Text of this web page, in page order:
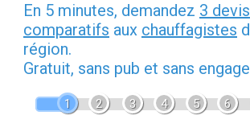
En 5 minutes, demandez 3 devis
comparatifs aux chauffagistes
région.
Gratuit, sans pub et sans
1 2 3 4 5 6